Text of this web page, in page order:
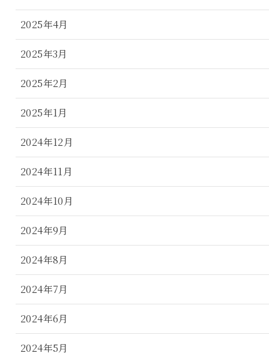
2025年4月
2025年3月
2025年2月
2025年1月
2024年12月
2024年11月
2024年10月
2024年9月
2024年8月
2024年7月
2024年6月
2024年5月